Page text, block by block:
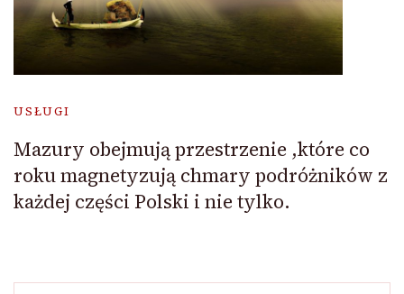
USŁUGI
Mazury obejmują przestrzenie ,które co
roku magnetyzują chmary podróżników z
każdej części Polski i nie tylko.